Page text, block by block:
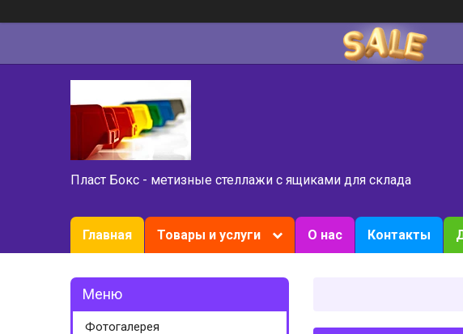
Пласт Бокс - метизные стеллажи с ящиками для склада
Главная Товары и услуги О нас Контакты
Фотогалерея